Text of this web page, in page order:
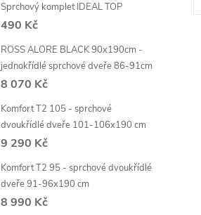
Sprchový komplet IDEAL TOP
490 Kč
ROSS ALORE BLACK 90x190cm -
jednokřídlé sprchové dveře 86-91cm
8 070 Kč
Komfort T2 105 - sprchové
dvoukřídlé dveře 101-106x190 cm
9 290 Kč
Komfort T2 95 - sprchové dvoukřídlé
dveře 91-96x190 cm
8 990 Kč